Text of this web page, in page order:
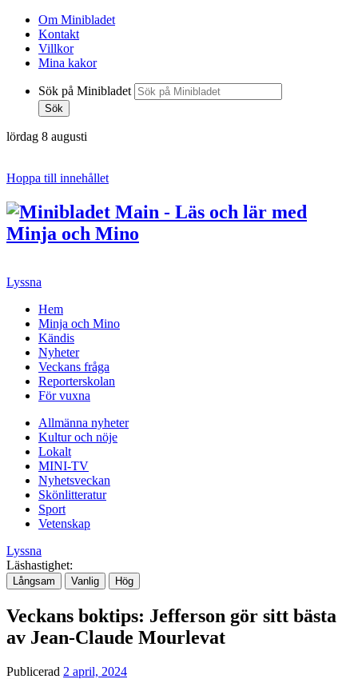
Om Minibladet
Kontakt
Villkor
Mina kakor
Sök på Minibladet
Sök
lördag 8 augusti
Hoppa till innehållet
Lyssna
Hem
Minja och Mino
Kändis
Nyheter
Veckans fråga
Reporterskolan
För vuxna
Allmänna nyheter
Kultur och nöje
Lokalt
MINI-TV
Nyhetsveckan
Skönlitteratur
Sport
Vetenskap
Lyssna
Läshastighet:
Långsam Vanlig Hög
Veckans boktips: Jefferson gör sitt bästa
av Jean-Claude Mourlevat
Publicerad 2 april, 2024